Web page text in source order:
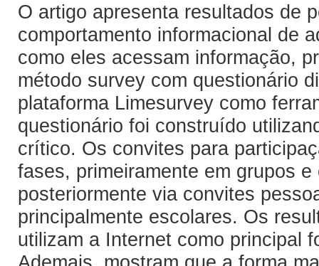
O artigo apresenta resultados de
comportamento informacional de
como eles acessam informação,
método survey com questionário
plataforma Limesurvey como
questionário foi construído
crítico. Os convites para
fases, primeiramente em grupos
posteriormente via convites
principalmente escolares. Os
utilizam a Internet como principal